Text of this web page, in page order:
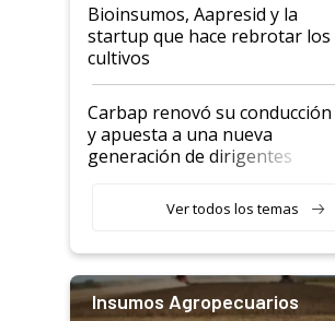
Bioinsumos, Aapresid y la
startup que hace rebrotar los
cultivos
Carbap renovó su conducción
y apuesta a una nueva
generación de dirigentes
Ver todos los temas
Insumos Agropecuarios